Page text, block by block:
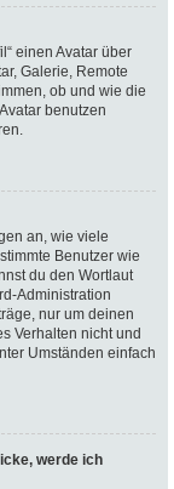
einen Avatar über
Galerie, Remote
ob und wie die
benutzen
an, wie viele
Benutzer wie
du den Wortlaut
Administration
nur um deinen
Verhalten nicht und
Umständen einfach
werde ich